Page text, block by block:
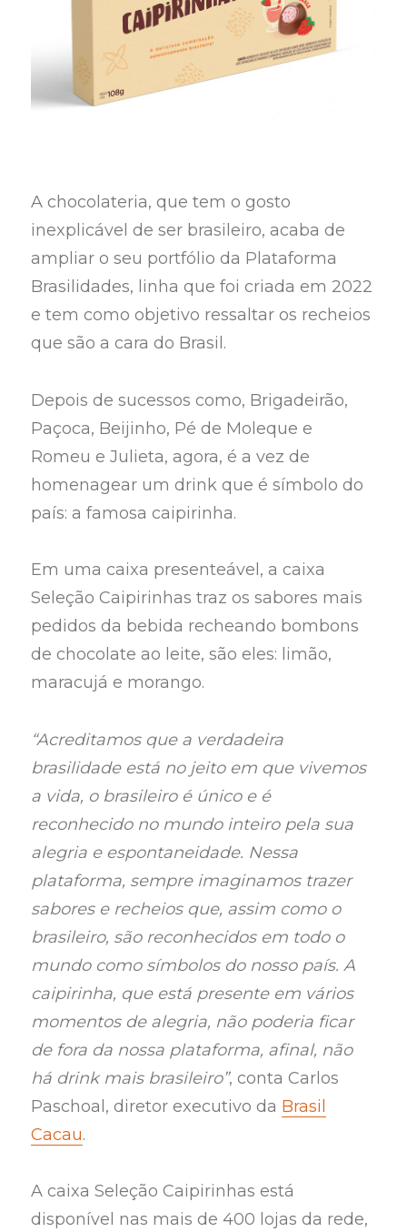
A chocolateria, que tem o gosto
inexplicável de ser brasileiro, acaba de
ampliar o seu portfólio da Plataforma
Brasilidades, linha que foi criada em 2022
e tem como objetivo ressaltar os recheios
que são a cara do Brasil.
Depois de sucessos como, Brigadeirão,
Paçoca, Beijinho, Pé de Moleque e
Romeu e Julieta, agora, é a vez de
homenagear um drink que é símbolo do
país: a famosa caipirinha.
Em uma caixa presenteável, a caixa
Seleção Caipirinhas traz os sabores mais
pedidos da bebida recheando bombons
de chocolate ao leite, são eles: limão,
maracujá e morango.
“Acreditamos que a verdadeira
brasilidade está no jeito em que vivemos
a vida, o brasileiro é único e é
reconhecido no mundo inteiro pela sua
alegria e espontaneidade. Nessa
plataforma, sempre imaginamos trazer
sabores e recheios que, assim como o
brasileiro, são reconhecidos em todo o
mundo como símbolos do nosso país. A
caipirinha, que está presente em vários
momentos de alegria, não poderia ficar
de fora da nossa plataforma, afinal, não
há drink mais brasileiro”, conta Carlos
Paschoal, diretor executivo da Brasil
Cacau.
A caixa Seleção Caipirinhas está
disponível nas mais de 400 lojas da rede,